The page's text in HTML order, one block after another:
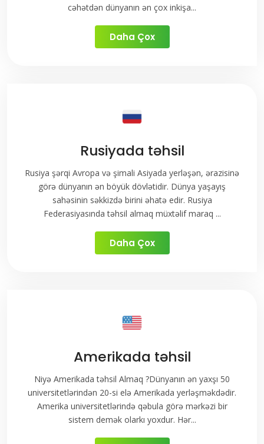
cəhətdən dünyanın ən çox inkişa...
Daha Çox
Rusiyada təhsil
Rusiya şərqi Avropa və şimali Asiyada yerləşən, ərazisinə
görə dünyanın ən böyük dövlətidir. Dünya yaşayış
sahəsinin səkkizdə birini əhatə edir. Rusiya
Federasiyasında təhsil almaq müxtəlif maraq ...
Daha Çox
Amerikada təhsil
Niyə Amerikada təhsil Almaq ?Dünyanın ən yaxşı 50
universitetlərindən 20-si elə Amerikada yerləşməkdədir.
Amerika universitetlərində qəbula görə mərkəzi bir
sistem demək olarkı yoxdur. Hər...